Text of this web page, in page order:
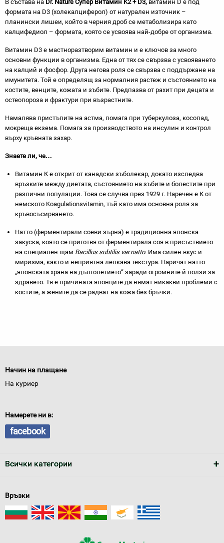
В състава на Dr. Nature Супер Витамин K2 + D3, витамин D е под
формата на D3 (холекалциферол) от натурален източник –
планински лишеи, който в черния дроб се метаболизира като
калцифедиол – формата, която се усвоява най-добре от организма.
Витамин D3 е мастноразтворим витамин и е ключов за много
основни функции в организма. Една от тях се свързва с усвояването
на калций и фосфор. Друга негова роля се свързва с поддържане на
имунитета. Той е определящ за нормалния растеж и състоянието на
костите, венците, кожата и зъбите. Предпазва от рахит при децата и
остеопороза и фрактури при възрастните.
Намалява пристъпите на астма, помага при туберкулоза, косопад,
мокреща екзема. Помага за производството на инсулин и контрол
върху кръвната захар.
Знаете ли, че…
Витамин К е открит от канадски зъболекар, докато изследва
връзките между диетата, състоянието на зъбите и болестите при
различни популации. Това се случва през 1929 г. Наречен е К от
немското Koagulationsvitamin, тъй като има основна роля за
кръвосъсирването.
Натто (ферментирали соеви зърна) е традиционна японска
закуска, която се приготвя от ферментирала соя в присъствието
на специален щам Bacillus subtilis var.natto. Има силен вкус и
миризма, както и неприятна лепкава текстура. Наричат натто
„японската храна на дълголетието“ заради огромните й ползи за
здравето. Тя е причината японците да нямат никакви проблеми с
костите, а жените да се радват на кожа без бръчки.
Начин на плащане
На куриер
Намерете ни в:
facebook
Всички категории
Връзки